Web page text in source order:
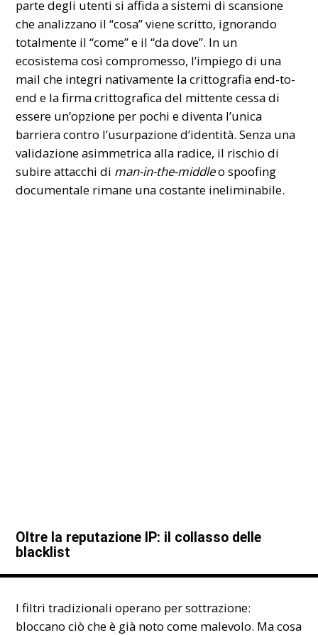
parte degli utenti si affida a sistemi di scansione
che analizzano il “cosa” viene scritto, ignorando
totalmente il “come” e il “da dove”. In un
ecosistema così compromesso, l’impiego di una
mail che integri nativamente la crittografia end-to-
end e la firma crittografica del mittente cessa di
essere un’opzione per pochi e diventa l’unica
barriera contro l’usurpazione d’identità. Senza una
validazione asimmetrica alla radice, il rischio di
subire attacchi di man-in-the-middleo spoofing
documentale rimane una costante ineliminabile.
Oltre la reputazione IP: il collasso delle
blacklist
I filtri tradizionali operano per sottrazione:
bloccano ciò che è già noto come malevolo. Ma cosa